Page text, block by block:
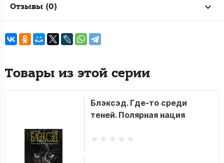
Отзывы (0)
Товары из этой серии
Блэксэд. Где-то среди
теней. Полярная нация